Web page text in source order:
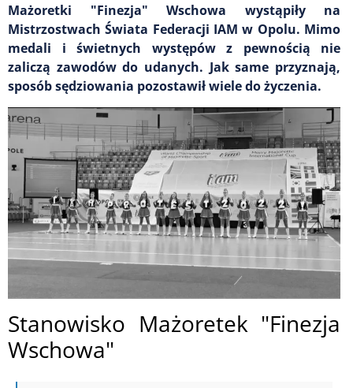
Mażoretki "Finezja" Wschowa wystąpiły na
Mistrzostwach Świata Federacji IAM w Opolu. Mimo
medali i świetnych występów z pewnością nie
zaliczą zawodów do udanych. Jak same przyznają,
sposób sędziowania pozostawił wiele do życzenia.
Stanowisko Mażoretek "Finezja
Wschowa"